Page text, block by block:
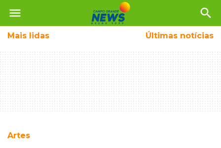
menu search
Mais lidas Últimas notícias
Artes